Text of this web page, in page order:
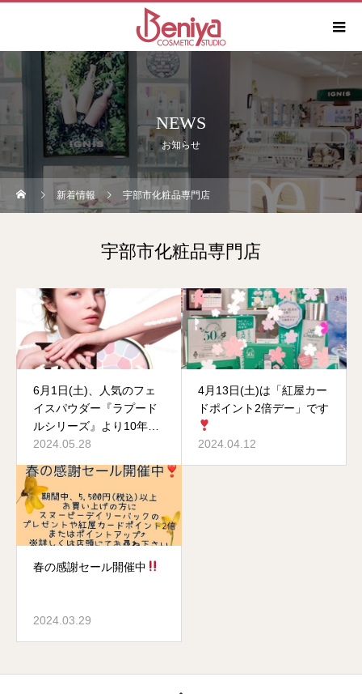
NEWS
お知らせ
新着情報 宇部市化粧品専門店
宇部市化粧品専門店
6月1日(土)、人気のフェ
イスパウダー『ラプード
ルシリーズ』より10年ぶ
りの新色発売
2024.05.28
4月13日(土)は「紅屋カー
ドポイント2倍デー」です
2024.04.12
春の感謝セール開催中
2024.03.29